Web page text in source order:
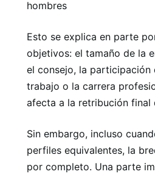
hombres
Esto se explica en parte
objetivos: el tamaño de la
el consejo, la participación
trabajo o la carrera
afecta a la retribución final
Sin embargo, incluso
perfiles equivalentes, la
por completo. Una parte